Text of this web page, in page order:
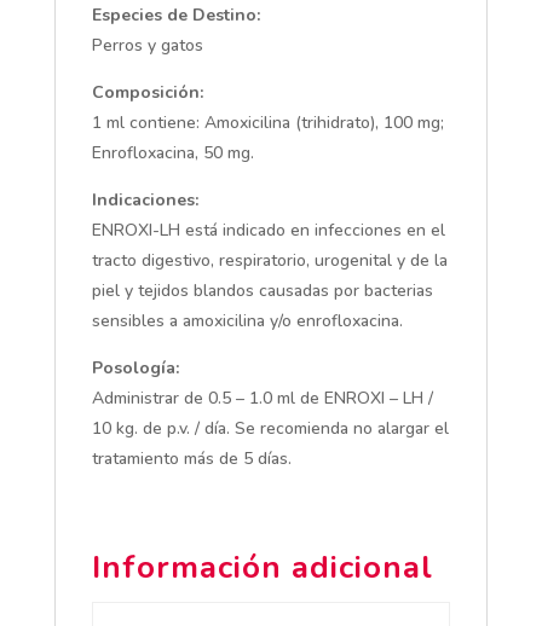
Especies de Destino:
Perros y gatos
Composición:
1 ml contiene: Amoxicilina (trihidrato), 100 mg;
Enrofloxacina, 50 mg.
Indicaciones:
ENROXI-LH está indicado en infecciones en el
tracto digestivo, respiratorio, urogenital y de la
piel y tejidos blandos causadas por bacterias
sensibles a amoxicilina y/o enrofloxacina.
Posología:
Administrar de 0.5 – 1.0 ml de ENROXI – LH /
10 kg. de p.v. / día. Se recomienda no alargar el
tratamiento más de 5 días.
Información adicional